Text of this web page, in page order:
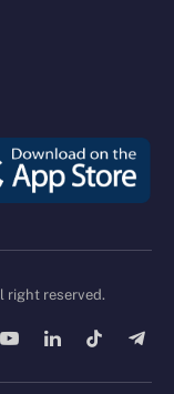
right reserved.
YouTubeLinkedInTikTok